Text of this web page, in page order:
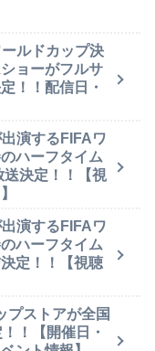
ルドカップ決
ョーがフルサ
！！配信日・
演するFIFAワ
ハーフタイム
決定！！【視
演するFIFAワ
ハーフタイム
定！！【視聴
プストアが全国
！【開催日・